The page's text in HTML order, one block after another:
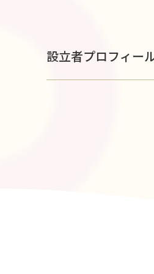
設立者プロフィー